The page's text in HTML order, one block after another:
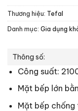
Thương hiệu: Tefal
Danh mục: Gia dụng
Thông số:
Công suất:
Mặt bếp lớn
Mặt bếp chống